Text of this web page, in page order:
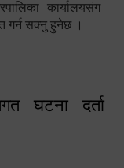
कार्यालयसंग
गर्न सक्नु हुनेछ ।
घटना दर्ता